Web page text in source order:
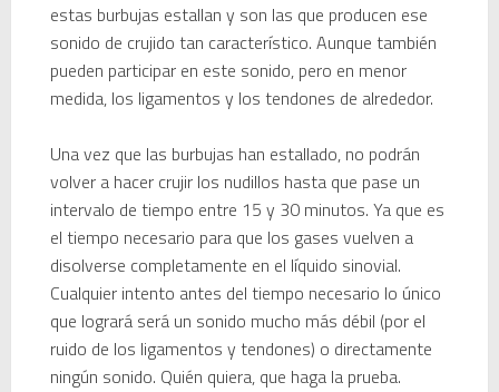
estas burbujas estallan y son las que producen ese
sonido de crujido tan característico. Aunque también
pueden participar en este sonido, pero en menor
medida, los ligamentos y los tendones de alrededor.
Una vez que las burbujas han estallado, no podrán
volver a hacer crujir los nudillos hasta que pase un
intervalo de tiempo entre 15 y 30 minutos. Ya que es
el tiempo necesario para que los gases vuelven a
disolverse completamente en el líquido sinovial.
Cualquier intento antes del tiempo necesario lo único
que logrará será un sonido mucho más débil (por el
ruido de los ligamentos y tendones) o directamente
ningún sonido. Quién quiera, que haga la prueba.